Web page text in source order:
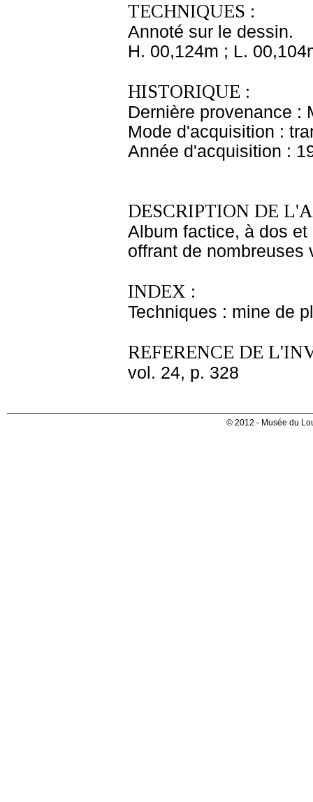
TECHNIQUES :
Annoté sur le dessin.
H. 00,124m ; L.
HISTORIQUE :
Dernière provenance :
Mode d'acquisition :
Année d'acquisition :
DESCRIPTION DE
Album factice, à dos
offrant de nombreuses
INDEX :
Techniques : mine de
REFERENCE DE
vol. 24, p. 328
© 2012 - Musée du